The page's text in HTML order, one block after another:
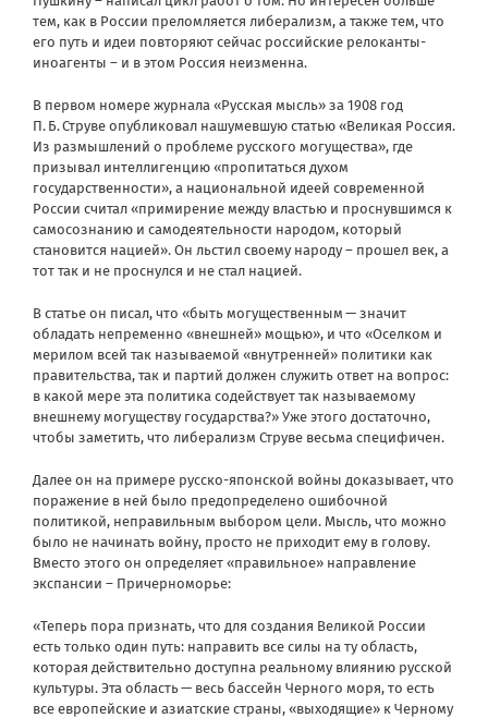
тем, как в России преломляется либерализм, а также тем, что
его путь и идеи повторяют сейчас российские релоканты-
иноагенты – и в этом Россия неизменна.
В первом номере журнала «Русская мысль» за 1908 год
П. Б. Струве опубликовал нашумевшую статью «Великая Россия.
Из размышлений о проблеме русского могущества», где
призывал интеллигенцию «пропитаться духом
государственности», а национальной идеей современной
России считал «примирение между властью и проснувшимся к
самосознанию и самодеятельности народом, который
становится нацией». Он льстил своему народу – прошел век, а
тот так и не проснулся и не стал нацией.
В статье он писал, что «быть могущественным — значит
обладать непременно «внешней» мощью», и что «Оселком и
мерилом всей так называемой «внутренней» политики как
правительства, так и партий должен служить ответ на вопрос:
в какой мере эта политика содействует так называемому
внешнему могуществу государства?» Уже этого достаточно,
чтобы заметить, что либерализм Струве весьма специфичен.
Далее он на примере русско-японской войны доказывает, что
поражение в ней было предопределено ошибочной
политикой, неправильным выбором цели. Мысль, что можно
было не начинать войну, просто не приходит ему в голову.
Вместо этого он определяет «правильное» направление
экспансии – Причерноморье:
«Теперь пора признать, что для создания Великой России
есть только один путь: направить все силы на ту область,
которая действительно доступна реальному влиянию русской
культуры. Эта область — весь бассейн Черного моря, то есть
все европейские и азиатские страны, «выходящие» к Черному